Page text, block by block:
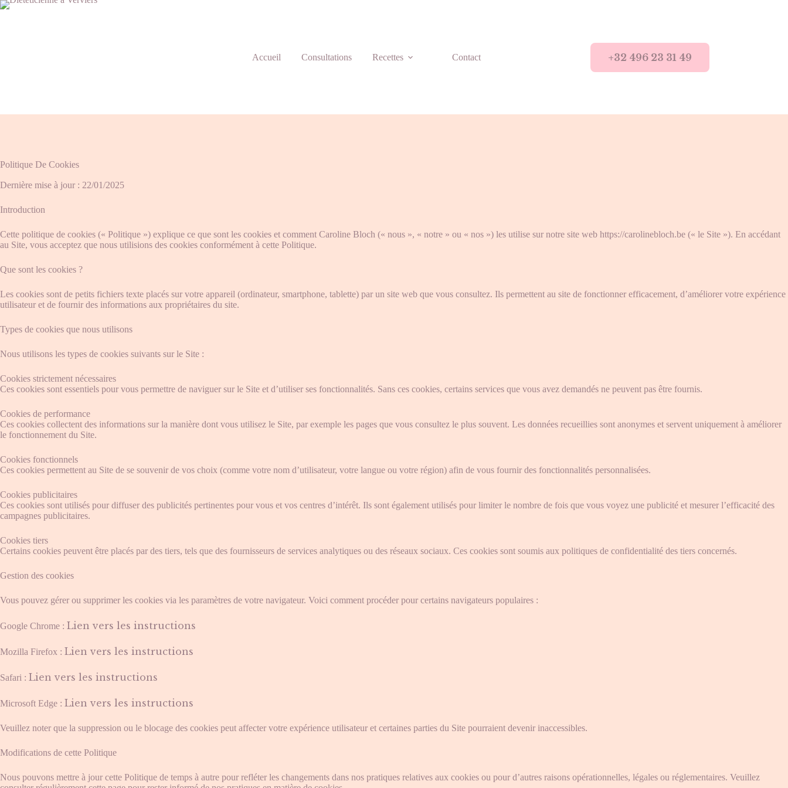
Accueil Consultations Recettes Contact +32 496 23 31 49
Politique De Cookies
Dernière mise à jour : 22/01/2025
Introduction
Cette politique de cookies (« Politique ») explique ce que sont les cookies et comment Caroline Bloch (« nous », « notre » ou « nos ») les utilise sur notre site web https://carolinebloch.be (« le Site »). En accédant
au Site, vous acceptez que nous utilisions des cookies conformément à cette Politique.
Que sont les cookies ?
Les cookies sont de petits fichiers texte placés sur votre appareil (ordinateur, smartphone, tablette) par un site web que vous consultez. Ils permettent au site de fonctionner efficacement, d’améliorer votre expérience
utilisateur et de fournir des informations aux propriétaires du site.
Types de cookies que nous utilisons
Nous utilisons les types de cookies suivants sur le Site :
Cookies strictement nécessaires
Ces cookies sont essentiels pour vous permettre de naviguer sur le Site et d’utiliser ses fonctionnalités. Sans ces cookies, certains services que vous avez demandés ne peuvent pas être fournis.
Cookies de performance
Ces cookies collectent des informations sur la manière dont vous utilisez le Site, par exemple les pages que vous consultez le plus souvent. Les données recueillies sont anonymes et servent uniquement à améliorer
le fonctionnement du Site.
Cookies fonctionnels
Ces cookies permettent au Site de se souvenir de vos choix (comme votre nom d’utilisateur, votre langue ou votre région) afin de vous fournir des fonctionnalités personnalisées.
Cookies publicitaires
Ces cookies sont utilisés pour diffuser des publicités pertinentes pour vous et vos centres d’intérêt. Ils sont également utilisés pour limiter le nombre de fois que vous voyez une publicité et mesurer l’efficacité des
campagnes publicitaires.
Cookies tiers
Certains cookies peuvent être placés par des tiers, tels que des fournisseurs de services analytiques ou des réseaux sociaux. Ces cookies sont soumis aux politiques de confidentialité des tiers concernés.
Gestion des cookies
Vous pouvez gérer ou supprimer les cookies via les paramètres de votre navigateur. Voici comment procéder pour certains navigateurs populaires :
Google Chrome : Lien vers les instructions
Mozilla Firefox : Lien vers les instructions
Safari : Lien vers les instructions
Microsoft Edge : Lien vers les instructions
Veuillez noter que la suppression ou le blocage des cookies peut affecter votre expérience utilisateur et certaines parties du Site pourraient devenir inaccessibles.
Modifications de cette Politique
Nous pouvons mettre à jour cette Politique de temps à autre pour refléter les changements dans nos pratiques relatives aux cookies ou pour d’autres raisons opérationnelles, légales ou réglementaires. Veuillez